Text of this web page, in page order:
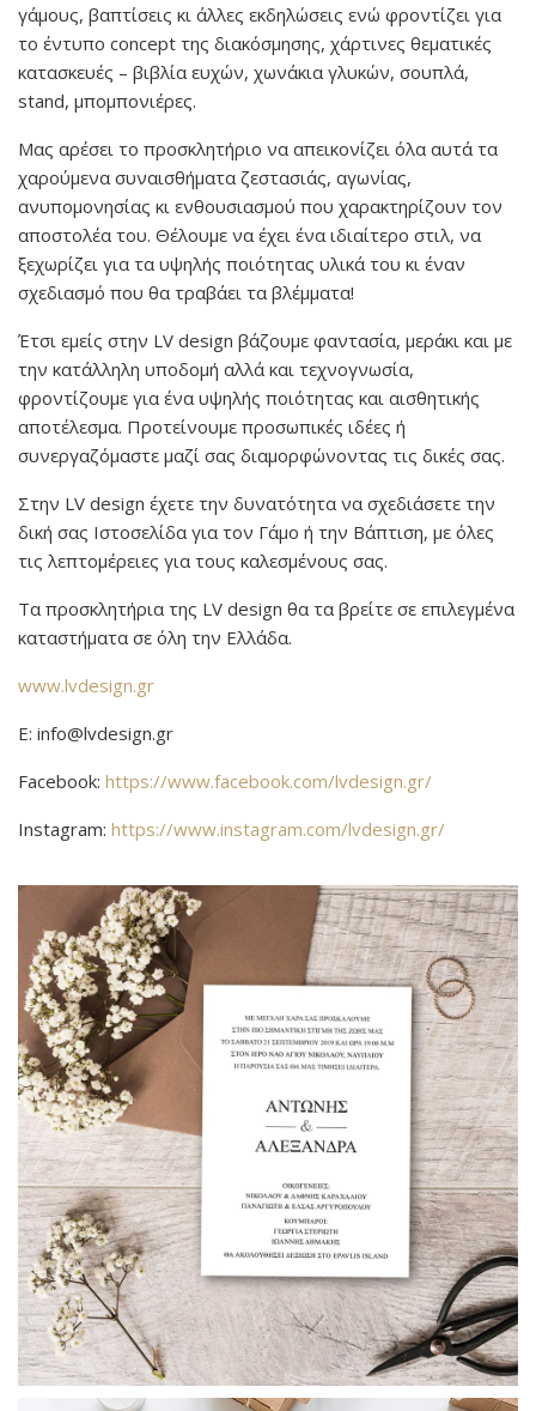
γάμους, βαπτίσεις κι άλλες εκδηλώσεις ενώ φροντίζει για
το έντυπο concept της διακόσμησης, χάρτινες θεματικές
κατασκευές – βιβλία ευχών, χωνάκια γλυκών, σουπλά,
stand, μπομπονιέρες.
Μας αρέσει το προσκλητήριο να απεικονίζει όλα αυτά τα
χαρούμενα συναισθήματα ζεστασιάς, αγωνίας,
ανυπομονησίας κι ενθουσιασμού που χαρακτηρίζουν τον
αποστολέα του. Θέλουμε να έχει ένα ιδιαίτερο στιλ, να
ξεχωρίζει για τα υψηλής ποιότητας υλικά του κι έναν
σχεδιασμό που θα τραβάει τα βλέμματα!
Έτσι εμείς στην LV design βάζουμε φαντασία, μεράκι και με
την κατάλληλη υποδομή αλλά και τεχνογνωσία,
φροντίζουμε για ένα υψηλής ποιότητας και αισθητικής
αποτέλεσμα. Προτείνουμε προσωπικές ιδέες ή
συνεργαζόμαστε μαζί σας διαμορφώνοντας τις δικές σας.
Στην LV design έχετε την δυνατότητα να σχεδιάσετε την
δική σας Ιστοσελίδα για τον Γάμο ή την Βάπτιση, με όλες
τις λεπτομέρειες για τους καλεσμένους σας.
Τα προσκλητήρια της LV design θα τα βρείτε σε επιλεγμένα
καταστήματα σε όλη την Ελλάδα.
www.lvdesign.gr
E: info@lvdesign.gr
Facebook: https://www.facebook.com/lvdesign.gr/
Instagram: https://www.instagram.com/lvdesign.gr/